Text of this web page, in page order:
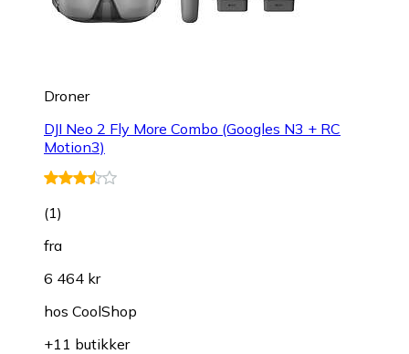
Droner
DJI Neo 2 Fly More Combo (Googles N3 + RC
Motion3)
(1)
fra
6 464 kr
hos CoolShop
+11 butikker